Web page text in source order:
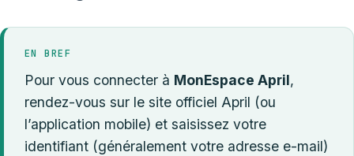
EN BREF
Pour vous connecter à MonEspace April,
rendez-vous sur le site officiel April (ou
l’application mobile) et saisissez votre
identifiant (généralement votre adresse e-mail)